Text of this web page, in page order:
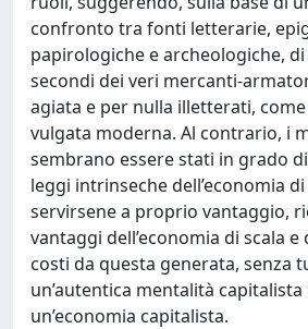
confronto tra fonti letterarie,
papirologiche e archeologiche,
secondi dei veri mercanti-
agiata e per nulla illetterati,
vulgata moderna. Al contrario, i
sembrano essere stati in grado
leggi intrinseche dell’economia
servirsene a proprio vantaggio,
vantaggi dell’economia di scala
costi da questa generata, senza
un’autentica mentalità
un’economia capitalista.